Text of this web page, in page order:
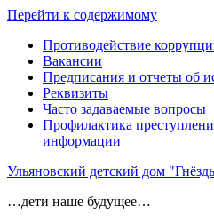
Перейти к содержимому
Противодействие
Вакансии
Предписания и отчеты об
Реквизиты
Часто задаваемые вопросы
Профилактика
информации
Ульяновский детский дом
…дети наше будущее…